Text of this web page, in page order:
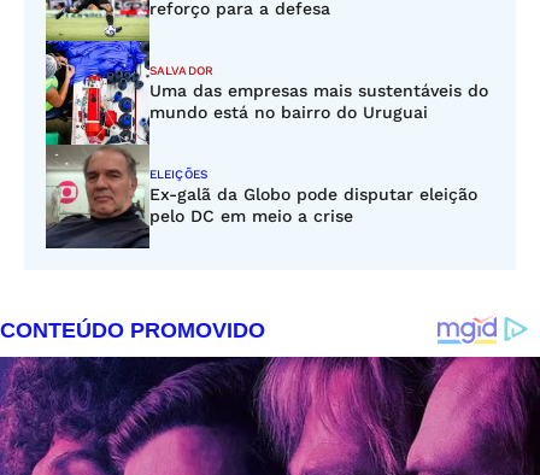
reforço para a defesa
SALVADOR
Uma das empresas mais sustentáveis do
mundo está no bairro do Uruguai
ELEIÇÕES
Ex-galã da Globo pode disputar eleição
pelo DC em meio a crise